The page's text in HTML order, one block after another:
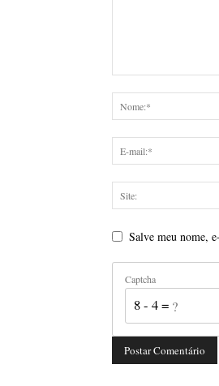
Salve meu nome,
Captcha
8 - 4 = ?